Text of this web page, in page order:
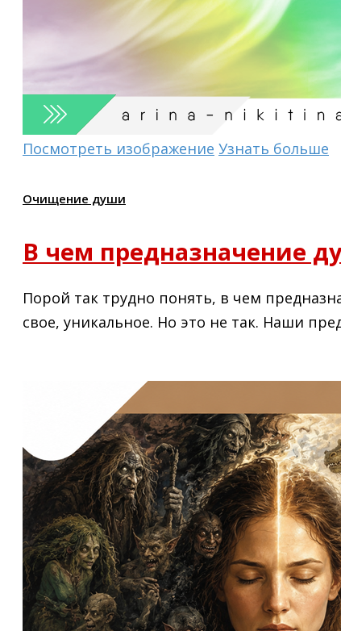
Посмотреть изображение Узнать больше
Очищение души
В чем предназначение
Порой так трудно понять, в чем
свое, уникальное. Но это не так. Наши